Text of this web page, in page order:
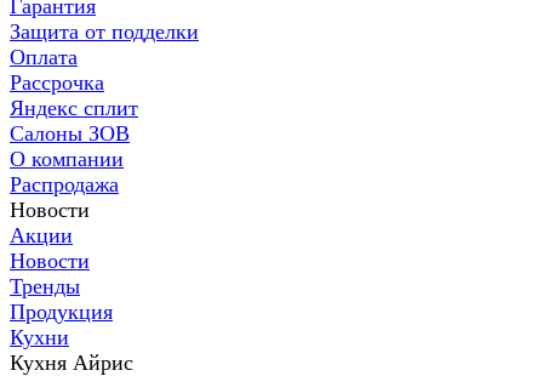
Гарантия
Защита от подделки
Оплата
Рассрочка
Яндекс сплит
Салоны ЗОВ
О компании
Распродажа
Новости
Акции
Новости
Тренды
Продукция
Кухни
Кухня Айрис